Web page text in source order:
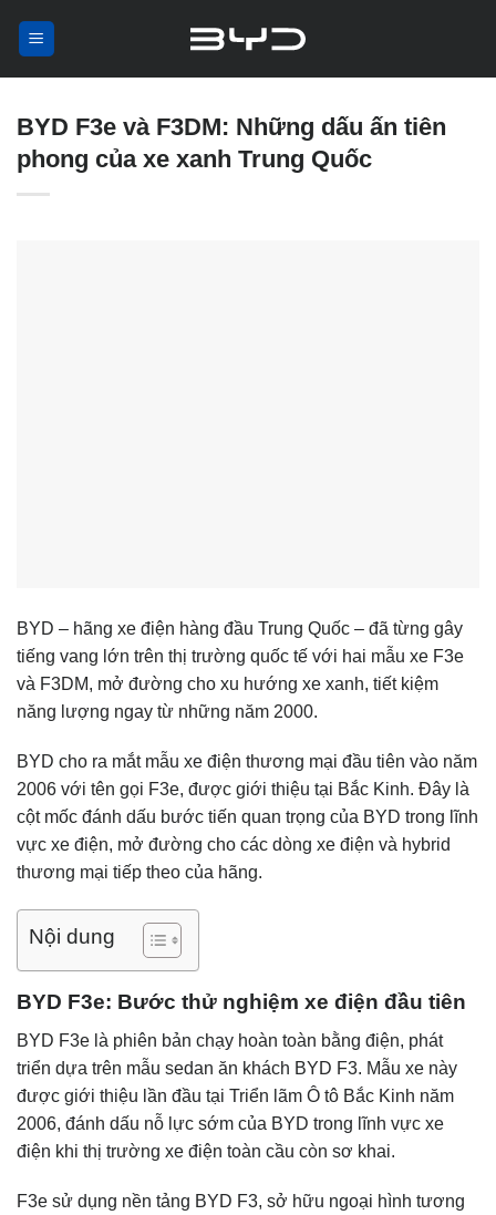
BYD F3e và F3DM: Những dấu ấn tiên
phong của xe xanh Trung Quốc
BYD – hãng xe điện hàng đầu Trung Quốc – đã từng gây
tiếng vang lớn trên thị trường quốc tế với hai mẫu xe F3e
và F3DM, mở đường cho xu hướng xe xanh, tiết kiệm
năng lượng ngay từ những năm 2000.
BYD cho ra mắt mẫu xe điện thương mại đầu tiên vào năm
2006 với tên gọi F3e, được giới thiệu tại Bắc Kinh. Đây là
cột mốc đánh dấu bước tiến quan trọng của BYD trong lĩnh
vực xe điện, mở đường cho các dòng xe điện và hybrid
thương mại tiếp theo của hãng.
Nội dung
BYD F3e: Bước thử nghiệm xe điện đầu tiên
BYD F3e là phiên bản chạy hoàn toàn bằng điện, phát
triển dựa trên mẫu sedan ăn khách BYD F3. Mẫu xe này
được giới thiệu lần đầu tại Triển lãm Ô tô Bắc Kinh năm
2006, đánh dấu nỗ lực sớm của BYD trong lĩnh vực xe
điện khi thị trường xe điện toàn cầu còn sơ khai.
F3e sử dụng nền tảng BYD F3, sở hữu ngoại hình tương